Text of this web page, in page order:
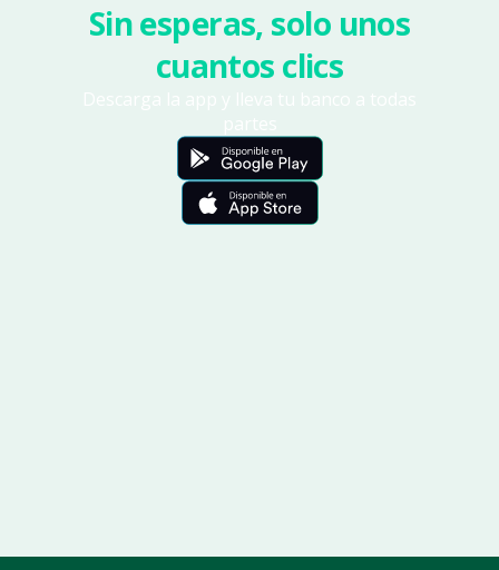
Sin esperas, solo unos
cuantos clics